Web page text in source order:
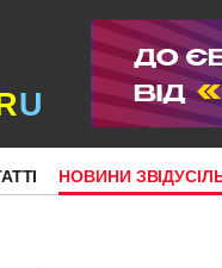
U
НОВИНИ